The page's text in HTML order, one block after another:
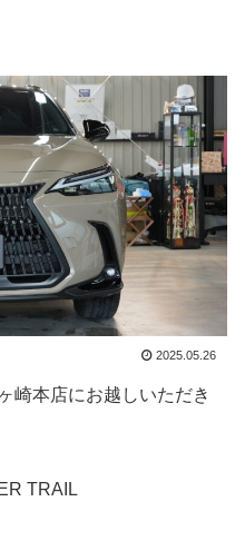
2025.05.26
崎本店にお越しいただき
TRAIL